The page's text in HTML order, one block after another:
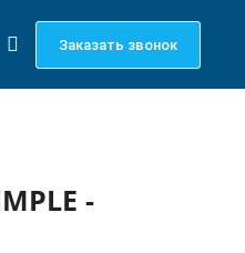
Заказать звонок
-